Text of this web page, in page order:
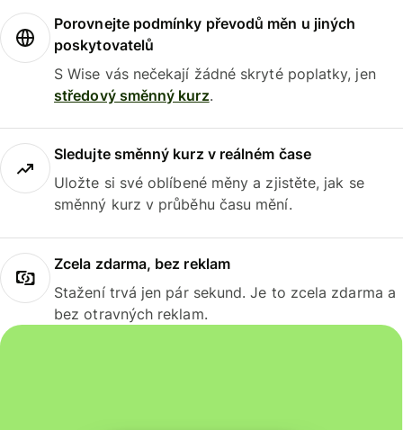
Porovnejte podmínky převodů měn u jiných
poskytovatelů
S Wise vás nečekají žádné skryté poplatky, jen
středový směnný kurz.
Sledujte směnný kurz v reálném čase
Uložte si své oblíbené měny a zjistěte, jak se
směnný kurz v průběhu času mění.
Zcela zdarma, bez reklam
Stažení trvá jen pár sekund. Je to zcela zdarma a
bez otravných reklam.